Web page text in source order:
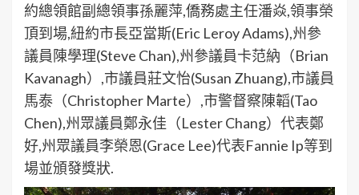
約總領館副總領事孫麗萍,僑務處主任潘焱,領事榮
頂到場,紐約市長亞當斯(Eric Leroy Adams),州參
議員陳學理(Steve Chan),州參議員卡范納（Brian
Kavanagh）,市議員莊文怡(Susan Zhuang),市議員
馬泰（Christopher Marte）,市警督察陳韜(Tao
Chen),州眾議員鄭永佳（Lester Chang）代表鄭
好,州眾議員李榮恩(Grace Lee)代表Fannie Ip等到
場並頒發獎狀.